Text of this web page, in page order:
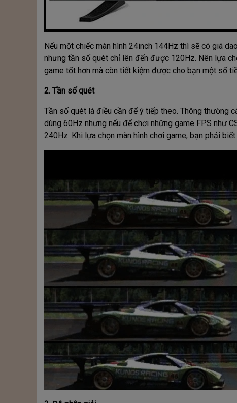
Nếu một chiếc màn hình 24inch 144Hz thì sẽ có giá
nhưng tần số quét chỉ lên đến được 120Hz. Nên lựa
game tốt hơn mà còn tiết kiệm được cho bạn một số
2. Tần số quét
Tần số quét là điều cần để ý tiếp theo. Thông thường
dùng 60Hz nhưng nếu để chơi những game FPS như
240Hz. Khi lựa chọn màn hình chơi game, bạn phải